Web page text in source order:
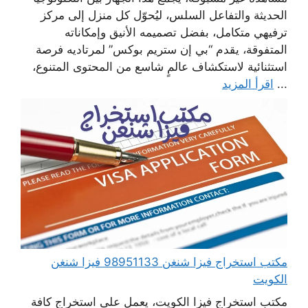
الحديثة والتفاعل السلس، ليُحوّل كل منزل إلى مركز
ترفيهي متكامل، بفضل تصميمه الأنيق وإمكاناته
المتفوقة، يقدم “بي إن ستريم بوكس” لمرتاديه فرصة
استثنائية لاستكشاف عالمٍ شاسع من المحتوى المتنوع،
... اقرأ المزيد
مكتب استخراج فيزا شنغن 98951133 فيزا شنغن
الكويت
مكتب استخراج فيزا الكويت، يعمل على استخراج كافة